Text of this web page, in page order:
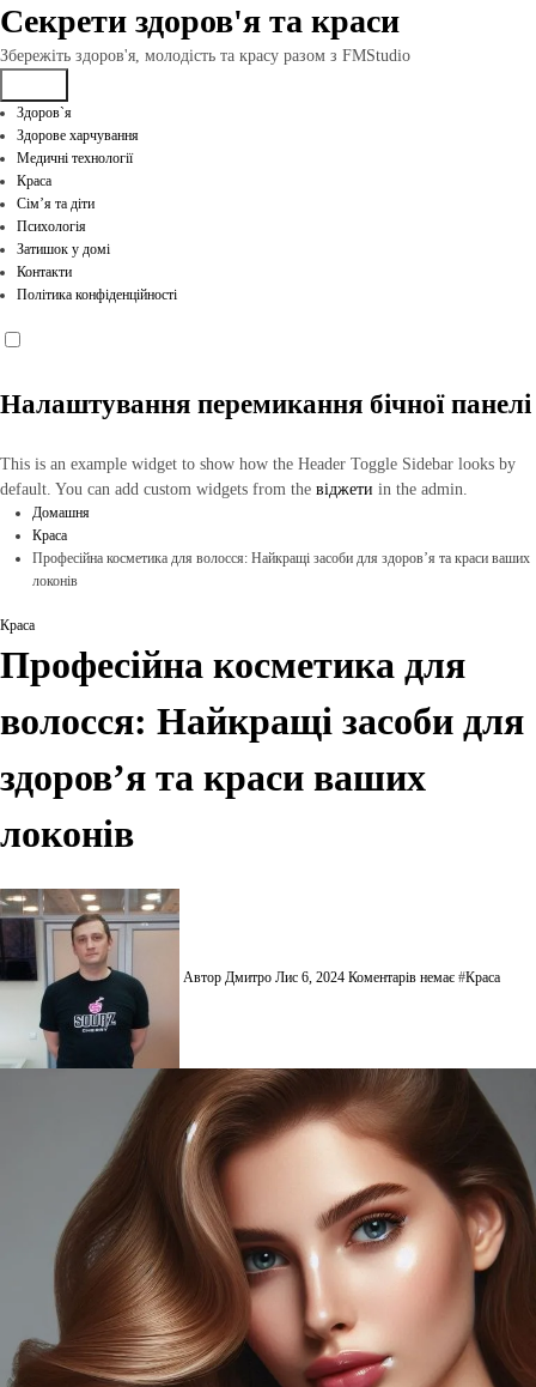
Перейти
до
вмісту
Секрети здоров'я та краси
Збережіть здоров'я, молодість та красу разом з FMStudio
Здоров`я
Здорове харчування
Медичні технології
Краса
Сім’я та діти
Психологія
Затишок у домі
Контакти
Політика конфіденційності
Налаштування перемикання бічної панелі
This is an example widget to show how the Header Toggle Sidebar looks by
default. You can add custom widgets from the віджети in the admin.
Домашня
Краса
Професійна косметика для волосся: Найкращі засоби для здоров’я та краси ваших
локонів
Краса
Професійна косметика для
волосся: Найкращі засоби для
здоров’я та краси ваших
локонів
Автор Дмитро Лис 6, 2024 Коментарів немає #Краса